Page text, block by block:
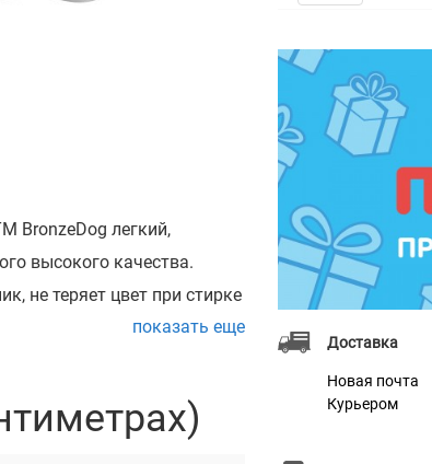
BronzeDog легкий,
высокого качества.
не теряет цвет при стирке
кличка
показать еще
Доставка
Новая почта
Курьером